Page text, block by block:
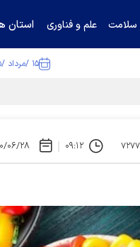
سلامت علم و فناوری استان
۱۵ /مرداد /۱۴۰۵
۰۹:۱۲ ۱۴۰۰/